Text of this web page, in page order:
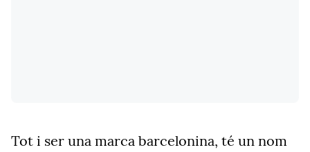
Tot i ser una marca barcelonina, té un nom